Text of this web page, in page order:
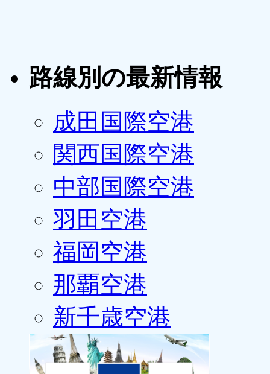
路線別の最新情報
成田国際空港
関西国際空港
中部国際空港
羽田空港
福岡空港
那覇空港
新千歳空港